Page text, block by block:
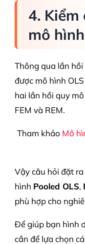
4.
mô hình
Thông qua lần
được mô hình
hai lần hồi quy
FEM và REM.
Tham khảo Mô
Vậy câu hỏi đặt
hình Pooled OLS,
phù hợp cho
Để giúp bạn hình
cần để lựa chọn